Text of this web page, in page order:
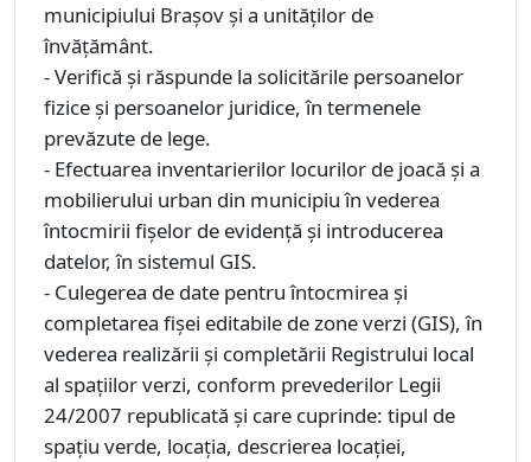
municipiului Braşov şi a unităţilor de
învăţământ.
- Verifică şi răspunde la solicitările persoanelor
fizice şi persoanelor juridice, în termenele
prevăzute de lege.
- Efectuarea inventarierilor locurilor de joacă şi a
mobilierului urban din municipiu în vederea
întocmirii fişelor de evidenţă şi introducerea
datelor, în sistemul GIS.
- Culegerea de date pentru întocmirea şi
completarea fişei editabile de zone verzi (GIS), în
vederea realizării şi completării Registrului local
al spaţiilor verzi, conform prevederilor Legii
24/2007 republicată şi care cuprinde: tipul de
spaţiu verde, locaţia, descrierea locaţiei,